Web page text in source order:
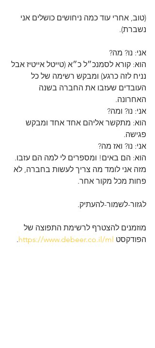
(טוב, אחרי עוד כמה ניחושים כושלים אני
נשברת).
אני: נו? מה?
הוא: קורא לסמנכ״ל כ״א (טייטל אייטיז אבל
נניח לזה כרגע) ומבקש רשימה של כל
העובדים שעזבו את החברה בשנה
האחרונה.
אני: נו? ומה?
הוא: מתקשר אליהם אחד אחד ומבקש
פגישה.
אני: נו? ואז מה?
הוא: הם באים! ומספרים לי למה הם עזבו.
מזה אני לומד מה צריך לעשות בחברה, לא
פחות מכל מקור אחר.
לגזור-לשמור-להעתיק.
מוזמנים להצטרף לרשימת התפוצה של
הפודקסט https://www.debeer.co.il/ml
.